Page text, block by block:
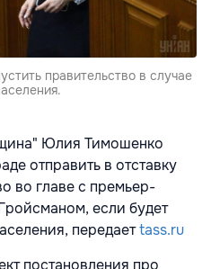
правительство в случае
Юлия Тимошенко
отправить в отставку
во главе с премьер-
если будет
передаетtass.ru
постановления про